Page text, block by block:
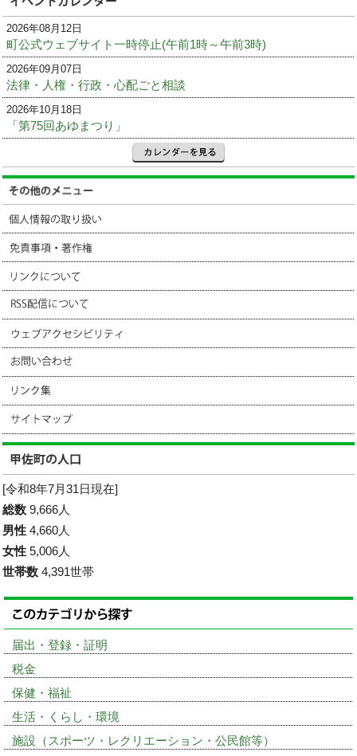
2026年08月12日
町公式ウェブサイト一時停止(午前1時～午前3時)
2026年09月07日
法律・人権・行政・心配ごと相談
2026年10月18日
「第75回あゆまつり」
[令和8年7月31日現在]
総数 9,666人
男性 4,660人
女性 5,006人
世帯数 4,391世帯
届出・登録・証明
税金
保健・福祉
生活・くらし・環境
施設（スポーツ・レクリエーション・公民館等）